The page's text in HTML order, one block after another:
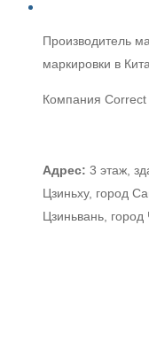
Производитель
маркировки в
Компания Correct
Адрес: 3 этаж,
Цзиньху, город
Цзиньвань, город